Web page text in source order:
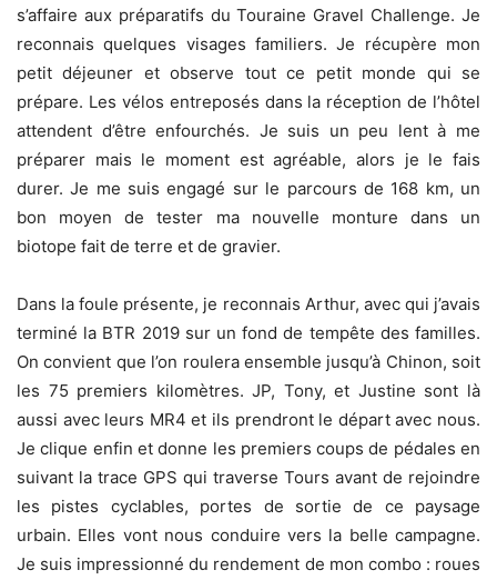
s’affaire aux préparatifs du Touraine Gravel Challenge. Je
reconnais quelques visages familiers. Je récupère mon
petit déjeuner et observe tout ce petit monde qui se
prépare. Les vélos entreposés dans la réception de l’hôtel
attendent d’être enfourchés. Je suis un peu lent à me
préparer mais le moment est agréable, alors je le fais
durer. Je me suis engagé sur le parcours de 168 km, un
bon moyen de tester ma nouvelle monture dans un
biotope fait de terre et de gravier.
Dans la foule présente, je reconnais Arthur, avec qui j’avais
terminé la BTR 2019 sur un fond de tempête des familles.
On convient que l’on roulera ensemble jusqu’à Chinon, soit
les 75 premiers kilomètres. JP, Tony, et Justine sont là
aussi avec leurs MR4 et ils prendront le départ avec nous.
Je clique enfin et donne les premiers coups de pédales en
suivant la trace GPS qui traverse Tours avant de rejoindre
les pistes cyclables, portes de sortie de ce paysage
urbain. Elles vont nous conduire vers la belle campagne.
Je suis impressionné du rendement de mon combo : roues